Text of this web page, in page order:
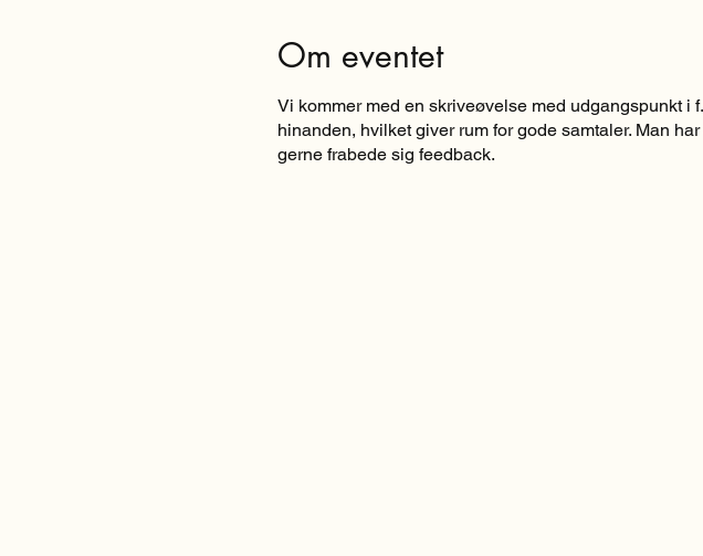
Om eventet
Vi kommer med en skriveøvelse med udgangspunkt
hinanden, hvilket giver rum for gode samtaler. Man
gerne frabede sig feedback.